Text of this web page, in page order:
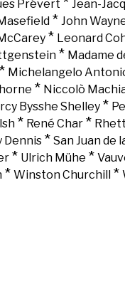
Prévert Jean-
* John
* Leonard
* Madame
Michelangelo
* Niccolò
Bysshe Shelley*
* René Char*
Dennis* San Juan de
* Ulrich Mühe *
* Winston Churchill *